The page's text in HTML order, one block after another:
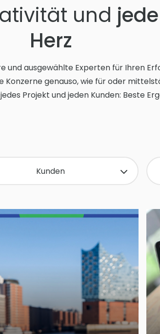
und
Herz
und ausgewählte Experten für Ihren
genauso, wie für oder
Projekt und jeden Kunden: Beste
Kunden
Hamburg Tourismus
Orthopy Health GmbH
Peek & Cloppenburg
Reifen Helm
Stadtreinigung Hamburg